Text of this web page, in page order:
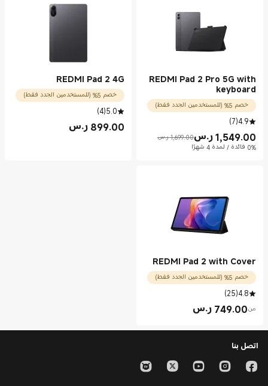
REDMI Pad 2 Pro 5G with
keyboard
خصم 5% (للمستخدمين الجدد فقط)
4.9
(
7
)
1,549.00ر.س Current Price ر.س1549.00 1,699.00 ر.سMarketing price 1,699.00 ر.س
0% فائدة / لمدة 4 شهرًا
REDMI Pad 2 4G
خصم 5% (للمستخدمين الجدد فقط)
5.0
(
4
)
899.00 ر.سCurrent Price ر.س899.00
REDMI Pad 2 with Cover
خصم 5% (للمستخدمين الجدد فقط)
4.8
(
25
)
من749.00 ر.س Current Price ر.س749.00
اتصل بنا